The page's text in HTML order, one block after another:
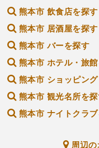
熊本市 飲食店を探す
熊本市 居酒屋を探す
熊本市 バーを探す
熊本市 ホテル・旅
熊本市 ショッピン
熊本市 観光名所を
熊本市 ナイトクラ
周辺の